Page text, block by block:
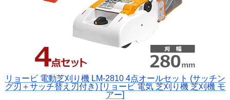
リョービ 電動芝刈り機 LM-2810 4点オールセット (サッチン
グ刃＋サッチ替え刃付き) [リョービ 電気 芝刈り機 芝刈機 モ
アー]